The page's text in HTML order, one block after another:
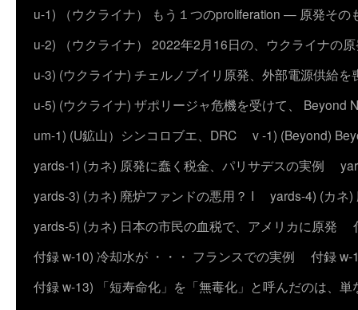
u-1) （ウクライナ） もう１つのproliferation — 原発その
u-2) （ウクライナ） 2022年2月16日の、ウクライナの
u-3) (ウクライナ) チェルノブイリ原発、外部電源供給を
u-5) (ウクライナ) ザポリージャ危機を受けて、 Beyond
um-1) (U鉱山）シンコロブエ、DRC
v -1) (Beyond)
yards-1) (カネ) 原発に蠢く税金、パリサデスの実例
yards-3) (カネ) 廃炉ファンドの悪用？ I
yards-4) (カネ
yards-5) (カネ) 日本の市民の血税で、アメリカに原発
付録 w-10) 冷却水が ・・・ フランスでの実例
付録 w-
付録 w-13) 「短寿命化」を「無毒化」と呼んだのは、